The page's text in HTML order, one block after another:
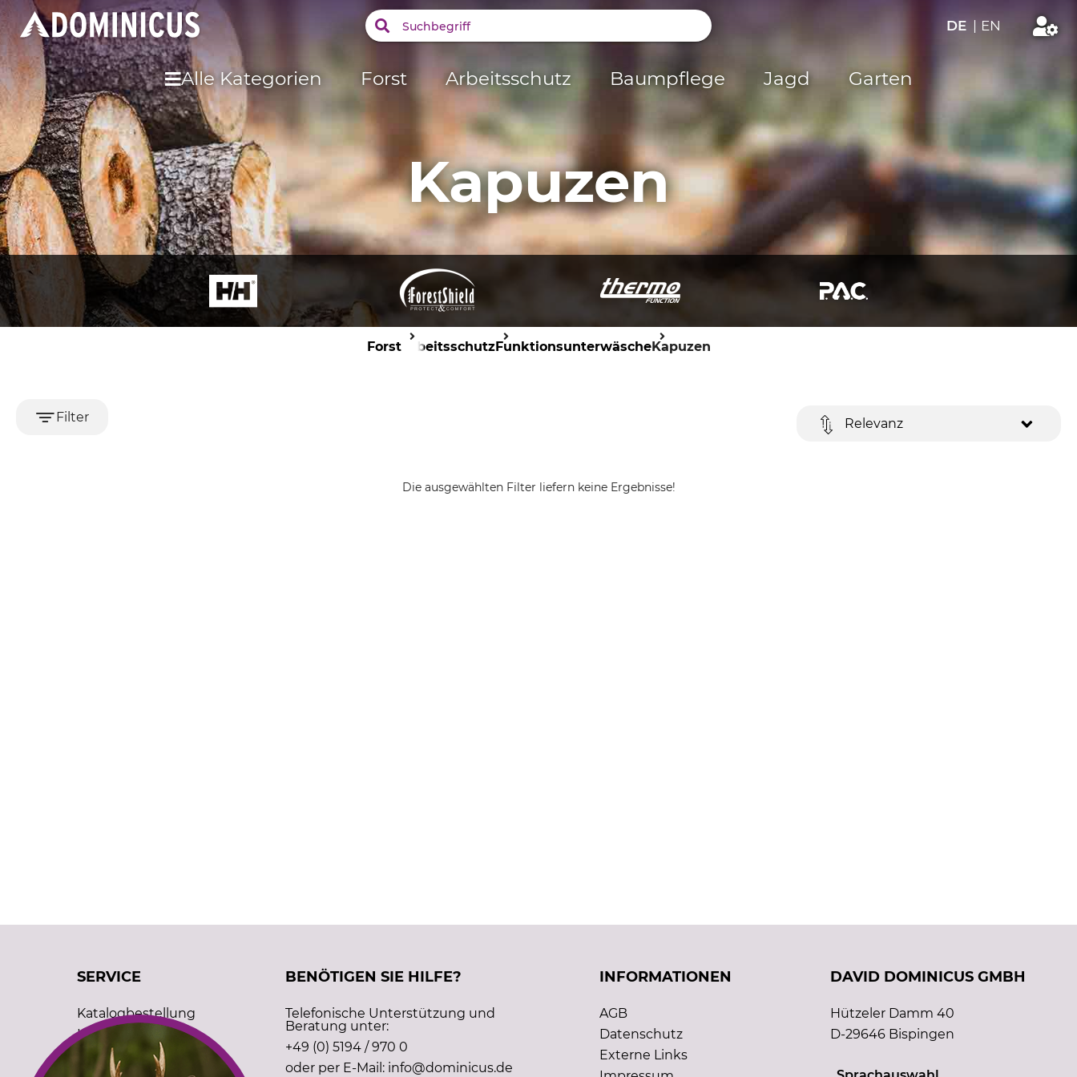
DE | EN
Alle Kategorien Forst Arbeitsschutz Baumpflege Jagd Garten
Kapuzen
ForstArbeitsschutzFunktionsunterwäscheKapuzen
Filter Relevanz
Die ausgewählten Filter liefern keine Ergebnisse!
SERVICE
Katalogbestellung
Kontakt
Kundenregistrierung
BENÖTIGEN SIE HILFE?
Telefonische Unterstützung und
Beratung unter:
+49 (0) 5194 / 970 0
oder per E-Mail: info@dominicus.de
INFORMATIONEN
AGB
Datenschutz
Externe Links
DAVID DOMINICUS GMBH
Hützeler Damm 40
D-29646 Bispingen